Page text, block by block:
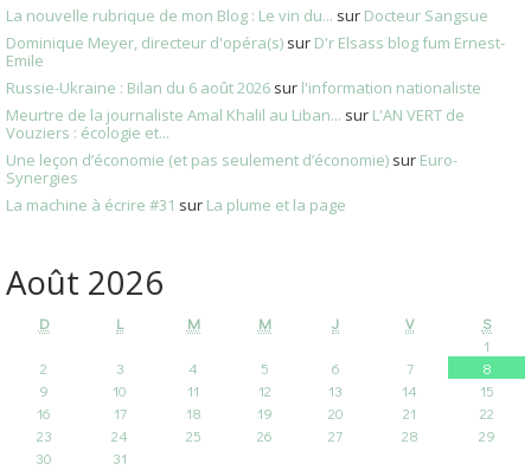
La nouvelle rubrique de mon Blog : Le vin du... sur Docteur Sangsue
Dominique Meyer, directeur d'opéra(s) sur D'r Elsass blog fum Ernest-
Emile
Russie-Ukraine : Bilan du 6 août 2026 sur l'information nationaliste
Meurtre de la journaliste Amal Khalil au Liban... sur L'AN VERT de
Vouziers : écologie et...
Une leçon d’économie (et pas seulement d’économie) sur Euro-
Synergies
La machine à écrire #31 sur La plume et la page
Août 2026
D L M M J V
S
1
2
3 4 5 6 7
8
9
10 11 12 13 14
15
16
17 18 19 20 21
22
23
24 25 26 27 28
29
30
31